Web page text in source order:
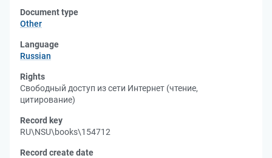
Document type
Other
Language
Russian
Rights
Свободный доступ из сети Интернет (чтение,
цитирование)
Record key
RU\NSU\books\154712
Record create date